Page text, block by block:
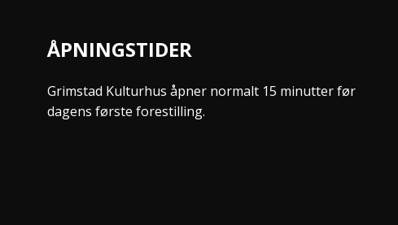
ÅPNINGSTIDER
Grimstad Kulturhus åpner normalt 15 minutter før
dagens første forestilling.